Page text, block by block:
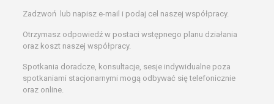
Zadzwoń lub napisz e-mail i podaj cel naszej współpracy.
Otrzymasz odpowiedź w postaci wstępnego planu działania
oraz koszt naszej współpracy.
Spotkania doradcze, konsultacje, sesje indywidualne poza
spotkaniami stacjonarnymi mogą odbywać się telefonicznie
oraz online.